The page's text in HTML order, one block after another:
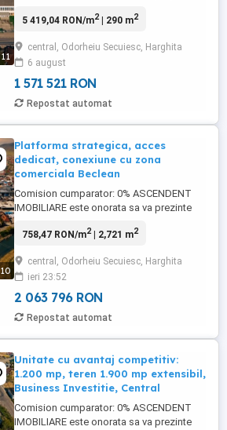
11
depozit generos si zona de birouri,
vizibilitate excelenta, recomandata si
pentru companii care cauta mai mult
decat un simplu sediu. Imobilul imbina
5 419,04 RON/m2| 290 m2
central, Odorheiu Secuiesc, Harghita
6 august
1 571 521 RON
Repostat automat
10
Platforma strategica, acces
dedicat, conexiune cu zona
comerciala Beclean
Comision cumparator: 0% ASCENDENT
IMOBILIARE este onorata sa va prezinte
acces dedicat, conexiune directa catre
pozitionare valoroasa intr-un pol industrial
- comercial activ din Odorheiu Secuiesc. O
proprietate gandita pentru ...
758,47 RON/m2| 2,721 m2
central, Odorheiu Secuiesc, Harghita
ieri 23:52
2 063 796 RON
Repostat automat
Unitate cu avantaj competitiv:
1.200 mp, teren 1.900 mp extensibil,
Business Investitie, Central
Comision cumparator: 0% ASCENDENT
IMOBILIARE este onorata sa va prezinte